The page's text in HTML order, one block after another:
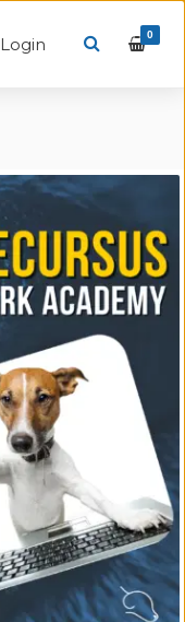
Login 0